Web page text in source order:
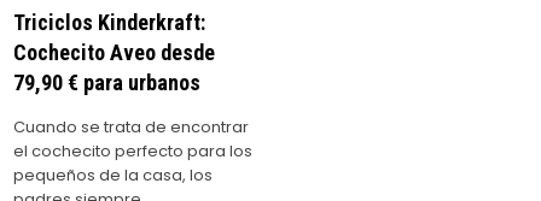
Triciclos Kinderkraft:
Cochecito Aveo desde
79,90 € para urbanos
Cuando se trata de encontrar
el cochecito perfecto para los
pequeños de la casa, los